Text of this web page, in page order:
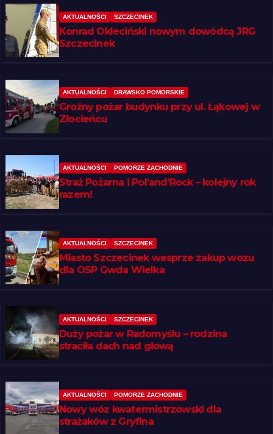
AKTUALNOŚCI SZCZECINEK
Konrad Okleciński nowym dowódcą JRG
Szczecinek
AKTUALNOŚCI DRAWSKO POMORSKIE
Groźny pożar budynku przy ul. Łąkowej w
Złocieńcu
AKTUALNOŚCI POMORZE ZACHODNIE
Straż Pożarna i Pol’and’Rock – kolejny rok
razem!
AKTUALNOŚCI SZCZECINEK
Miasto Szczecinek wesprze zakup wozu
dla OSP Gwda Wielka
AKTUALNOŚCI SZCZECINEK
Duży pożar w Radomyślu – rodzina
straciła dach nad głową
AKTUALNOŚCI POMORZE ZACHODNIE
Nowy wóz kwatermistrzowski dla
strażaków z Gryfina